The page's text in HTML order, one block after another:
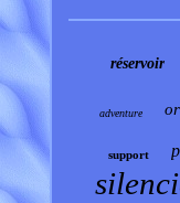
réservoir
adventure
support